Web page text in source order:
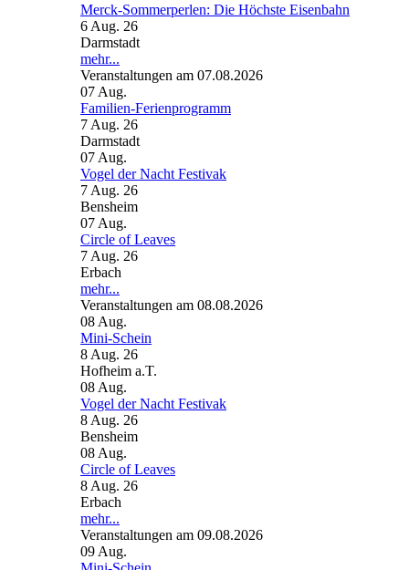
Merck-Sommerperlen: Die Höchste Eisenbahn
6 Aug. 26
Darmstadt
mehr...
Veranstaltungen am 07.08.2026
07 Aug.
Familien-Ferienprogramm
7 Aug. 26
Darmstadt
07 Aug.
Vogel der Nacht Festivak
7 Aug. 26
Bensheim
07 Aug.
Circle of Leaves
7 Aug. 26
Erbach
mehr...
Veranstaltungen am 08.08.2026
08 Aug.
Mini-Schein
8 Aug. 26
Hofheim a.T.
08 Aug.
Vogel der Nacht Festivak
8 Aug. 26
Bensheim
08 Aug.
Circle of Leaves
8 Aug. 26
Erbach
mehr...
Veranstaltungen am 09.08.2026
09 Aug.